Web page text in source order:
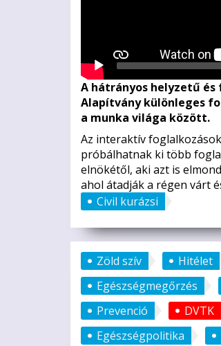
A hátrányos helyzetű
Alapítvány különleges
a munka világa között.
Az interaktív
próbálhatnak ki több
elnökétől, aki azt is
ahol átadják a régen várt
Civil kurázsi
Zöld szív Hitélet
Egészségmegőrzés
Prevenció
DVTK
Egészségpolitika